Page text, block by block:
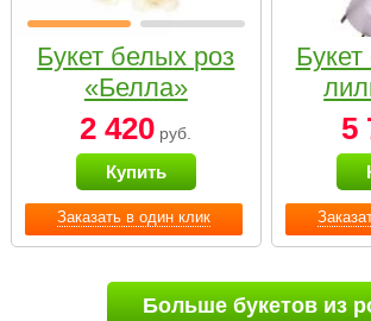
Заказать в один клик
Букет белых роз
«Белла»
2 420 руб.
Купить
5
Больше букетов из